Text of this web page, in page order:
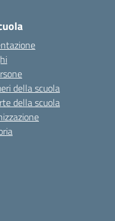
della scuola
della scuola